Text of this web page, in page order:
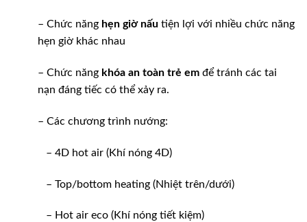
– Chức năng hẹn giờ nấu tiện lợi với nhiều chức năng
hẹn giờ khác nhau
– Chức năng khóa an toàn trẻ em để tránh các tai
nạn đáng tiếc có thể xảy ra.
– Các chương trình nướng:
– 4D hot air (Khí nóng 4D)
– Top/bottom heating (Nhiệt trên/dưới)
– Hot air eco (Khí nóng tiết kiệm)